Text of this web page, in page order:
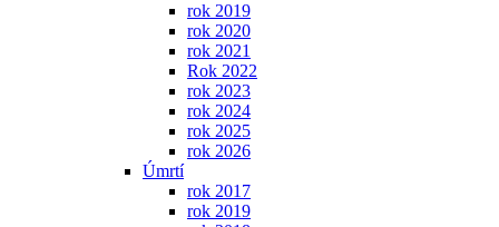
rok 2019
rok 2020
rok 2021
Rok 2022
rok 2023
rok 2024
rok 2025
rok 2026
Úmrtí
rok 2017
rok 2019